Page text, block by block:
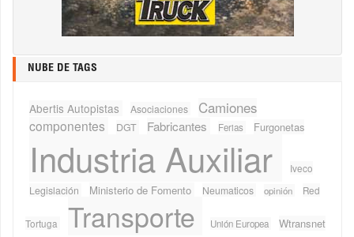
NUBE DE TAGS
Abertis Autopistas Asociaciones Camiones
componentes DGT Fabricantes Ferias Furgonetas
Industria Auxiliar
Iveco
Legislación
Ministerio de Fomento Neumaticos opinión Red
Tortuga Transporte Unión Europea Wtransnet